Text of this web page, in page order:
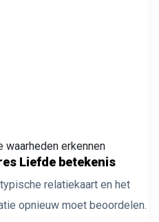
waarheden erkennen
Liefde betekenis
relatiekaart en het
opnieuw moet beoordelen.